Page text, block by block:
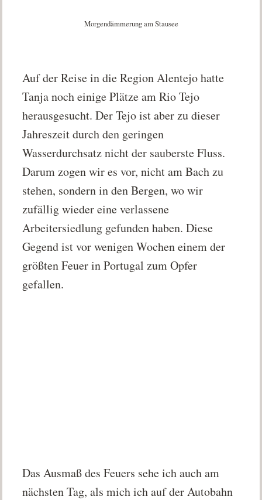
Morgendämmerung am Stausee
Auf der Reise in die Region Alentejo hatte
Tanja noch einige Plätze am Rio Tejo
herausgesucht. Der Tejo ist aber zu dieser
Jahreszeit durch den geringen
Wasserdurchsatz nicht der sauberste Fluss.
Darum zogen wir es vor, nicht am Bach zu
stehen, sondern in den Bergen, wo wir
zufällig wieder eine verlassene
Arbeitersiedlung gefunden haben. Diese
Gegend ist vor wenigen Wochen einem der
größten Feuer in Portugal zum Opfer
gefallen.
Das Ausmaß des Feuers sehe ich auch am
nächsten Tag, als mich ich auf der Autobahn